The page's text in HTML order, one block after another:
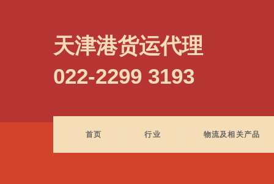
天津港货运代理
022-2299 3193
首页 行业 物流及相关产品